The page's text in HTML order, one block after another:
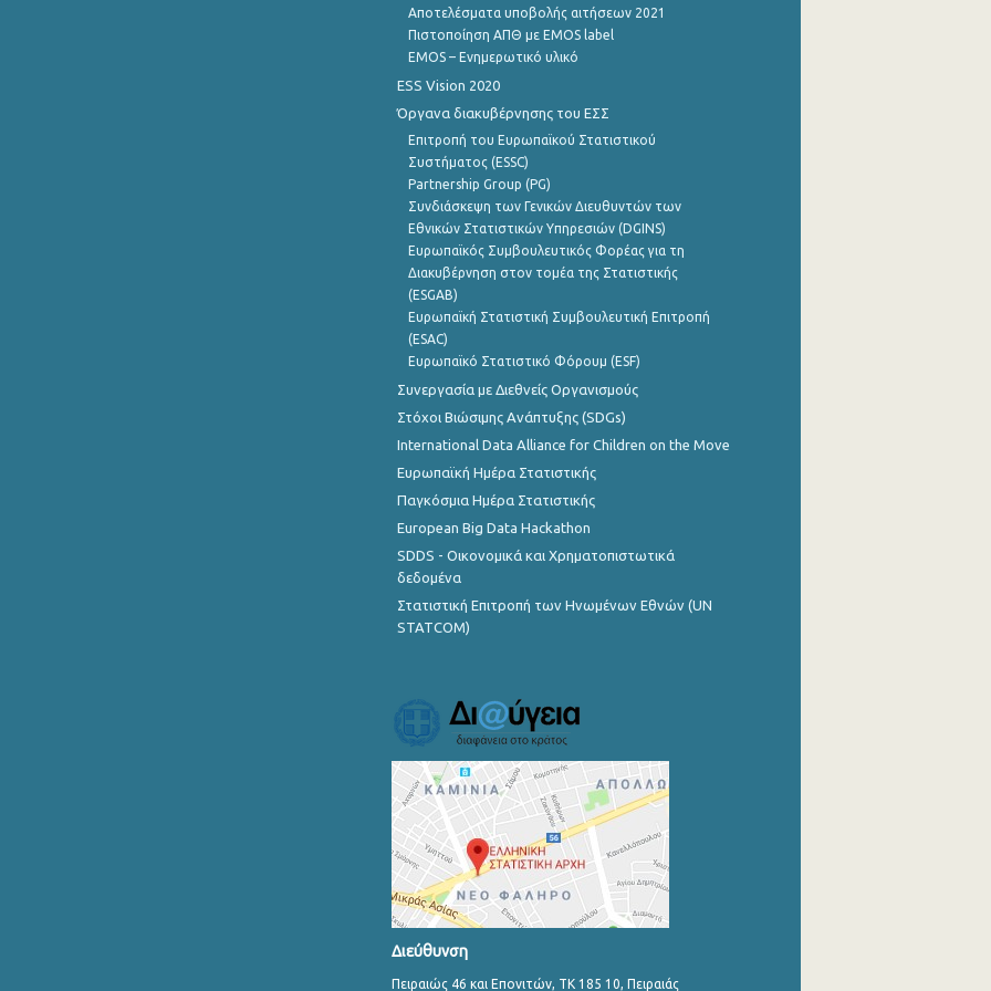
Αποτελέσματα υποβολής αιτήσεων 2021
Πιστοποίηση ΑΠΘ με EMOS label
EMOS – Ενημερωτικό υλικό
ESS Vision 2020
Όργανα διακυβέρνησης του ΕΣΣ
Επιτροπή του Ευρωπαϊκού Στατιστικού
Συστήματος (ESSC)
Partnership Group (PG)
Συνδιάσκεψη των Γενικών Διευθυντών των
Εθνικών Στατιστικών Υπηρεσιών (DGINS)
Ευρωπαϊκός Συμβουλευτικός Φορέας για τη
Διακυβέρνηση στον τομέα της Στατιστικής
(ESGAB)
Ευρωπαϊκή Στατιστική Συμβουλευτική Επιτροπή
(ESAC)
Ευρωπαϊκό Στατιστικό Φόρουμ (ESF)
Συνεργασία με Διεθνείς Οργανισμούς
Στόχοι Βιώσιμης Ανάπτυξης (SDGs)
International Data Alliance for Children on the Move
Ευρωπαϊκή Ημέρα Στατιστικής
Παγκόσμια Ημέρα Στατιστικής
European Big Data Hackathon
SDDS - Οικονομικά και Χρηματοπιστωτικά
δεδομένα
Στατιστική Επιτροπή των Ηνωμένων Εθνών (UN
STATCOM)
Διεύθυνση
Πειραιώς 46 και Επονιτών, ΤΚ 185 10, Πειραιάς